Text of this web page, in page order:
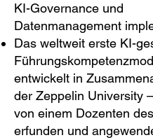
KI-Governance und
Datenmanagement
Das weltweit erste KI-
entwickelt in
der Zeppelin University
von einem Dozenten
erfunden und